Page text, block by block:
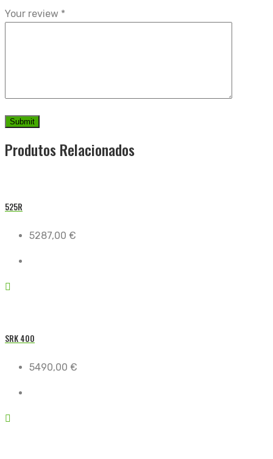
Your review *
Produtos Relacionados
525R
5287,00 €
SRK 400
5490,00 €